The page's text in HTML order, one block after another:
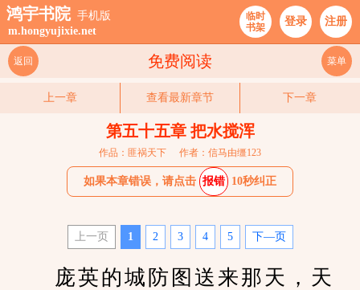
鸿宇书院 手机版
m.hongyujixie.net
临时
书架
登录 注册
免费阅读
返回 菜单
上一章 查看最新章节 下一章
第五十五章 把水搅浑
作品：匪祸天下 作者：信马由缰123
如果本章错误，请点击 报错 10秒纠正
上一页 1 2 3 4 5 下—页
庞英的城防图送来那天，天